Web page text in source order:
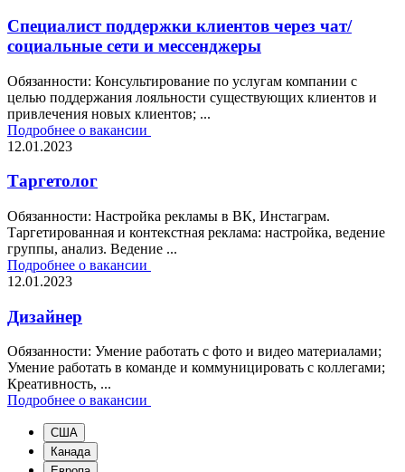
Специалист поддержки клиентов через чат/
социальные сети и мессенджеры
Обязанности: Консультирование по услугам компании с
целью поддержания лояльности существующих клиентов и
привлечения новых клиентов; ...
Подробнее о вакансии
12.01.2023
Таргетолог
Обязанности: Настройка рекламы в ВК, Инстаграм.
Таргетированная и контекстная реклама: настройка, ведение
группы, анализ. Ведение ...
Подробнее о вакансии
12.01.2023
Дизайнер
Обязанности: Умение работать с фото и видео материалами;
Умение работать в команде и коммуницировать с коллегами;
Креативность, ...
Подробнее о вакансии
США
Канада